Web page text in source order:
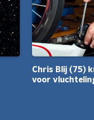
Chris Blij (75)
voor